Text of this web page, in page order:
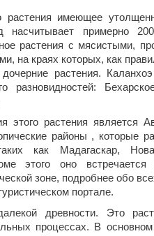
имеющее
насчитывает примерно
растения с мясистыми,
на краях которых, как
растения.
разновидностей:
этого растения является
районы , которые
как Мадагаскар,
этого оно
зоне, подробнее обо
портале.
древности. Это
процессах. В